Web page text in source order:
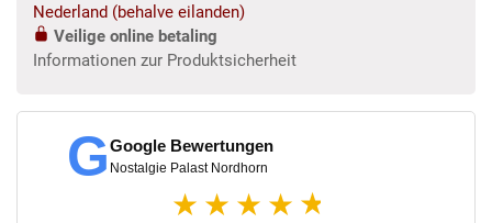
Nederland (behalve eilanden)
Veilige online betaling
Informationen zur Produktsicherheit
GGoogle Bewertungen
Nostalgie Palast Nordhorn
★★★★ ★